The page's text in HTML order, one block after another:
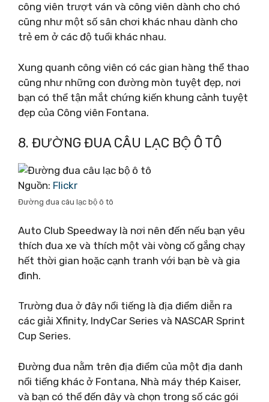
công viên trượt ván và công viên dành cho chó
cũng như một số sân chơi khác nhau dành cho
trẻ em ở các độ tuổi khác nhau.
Xung quanh công viên có các gian hàng thể thao
cũng như những con đường mòn tuyệt đẹp, nơi
bạn có thể tận mắt chứng kiến ​​khung cảnh tuyệt
đẹp của Công viên Fontana.
8. ĐƯỜNG ĐUA CÂU LẠC BỘ Ô TÔ
Nguồn: Flickr
Đường đua câu lạc bộ ô tô
Auto Club Speedway là nơi nên đến nếu bạn yêu
thích đua xe và thích một vài vòng cố gắng chạy
hết thời gian hoặc cạnh tranh với bạn bè và gia
đình.
Trường đua ở đây nổi tiếng là địa điểm diễn ra
các giải Xfinity, IndyCar Series và NASCAR Sprint
Cup Series.
Đường đua nằm trên địa điểm của một địa danh
nổi tiếng khác ở Fontana, Nhà máy thép Kaiser,
và bạn có thể đến đây và chọn trong số các gói